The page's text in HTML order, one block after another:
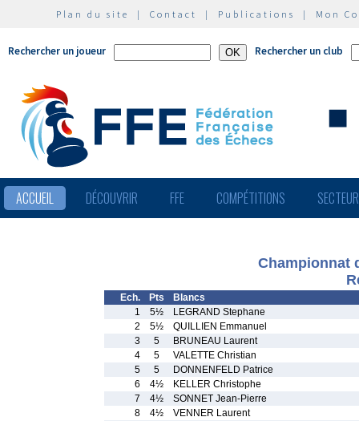
Plan du site | Contact | Publications | Mon
Rechercher un joueur Rechercher un club
ACCUEIL DÉCOUVRIR FFE COMPÉTITIONS
Championnat
Ech. Pts
Blancs
1
5½
LEGRAND Stephane
2
5½
QUILLIEN Emmanuel
3
5
BRUNEAU Laurent
4
5
VALETTE Christian
5
5
DONNENFELD Patrice
6
4½
KELLER Christophe
7
4½
SONNET Jean-Pierre
8
4½
VENNER Laurent